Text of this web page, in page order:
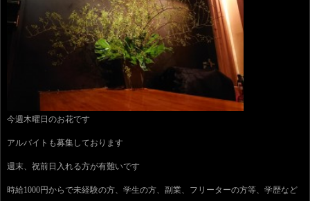
今週木曜日のお花です
アルバイトも募集しております
週末、祝前日入れる方が有難いです
時給1000円からで未経験の方、学生の方、副業、フリーターの方等、学歴など